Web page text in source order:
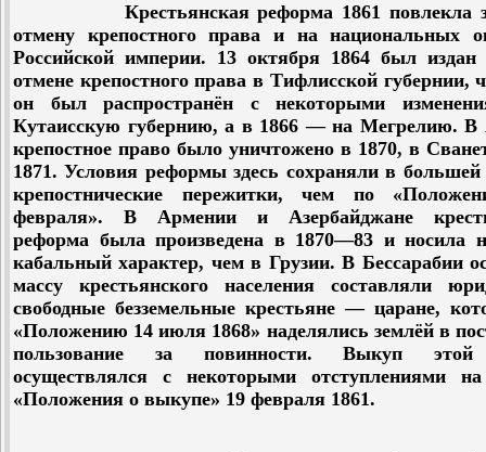
Крестьянская реформа 1861 повлекла
отмену крепостного права и на национальных
Российской империи. 13 октября 1864 был издан
отмене крепостного права в Тифлисской губернии,
он был распространён с некоторыми
Кутаисскую губернию, а в 1866 — на Мегрелию. В
крепостное право было уничтожено в 1870, в
1871. Условия реформы здесь сохраняли в большей
крепостнические пережитки, чем по
февраля». В Армении и Азербайджане
реформа была произведена в 1870—83 и носила
кабальный характер, чем в Грузии. В Бессарабии
массу крестьянского населения составляли
свободные безземельные крестьяне — царане,
«Положению 14 июля 1868» наделялись землёй в
пользование за повинности. Выкуп этой
осуществлялся с некоторыми отступлениями
«Положения о выкупе» 19 февраля 1861.